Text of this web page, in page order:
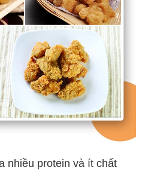
nhiều protein và ít chất